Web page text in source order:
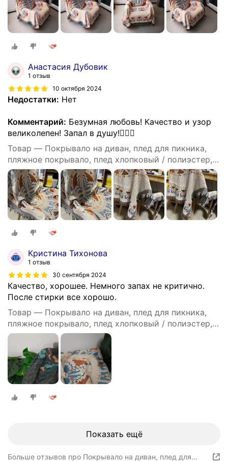
Анастасия Дубовик
1 отзыв
10 октября 2024
Недостатки: Нет
Комментарий: Безумная любовь! Качество и узор
великолепен! Запал в душу!👍🏼💔
Товар — Покрывало на диван, плед для пикника,
пляжное покрывало, плед хлопковый / полиэстер,
современное покрывало для дивана в стиле INS с
Осенние кленовые листья, размер 90X180
Кристина Тихонова
1 отзыв
30 сентября 2024
Качество, хорошее. Немного запах не критично.
После стирки все хорошо.
Товар — Покрывало на диван, плед для пикника,
пляжное покрывало, плед хлопковый / полиэстер,
современное покрывало для дивана в стиле INS с
Осенние кленовые листья, размер 90X180
Показать ещё
Больше отзывов про Покрывало на диван, плед для